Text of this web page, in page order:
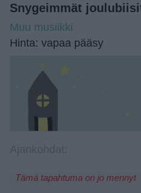
Snygeimmät
Muu musiikki
Hinta: vapaa pääsy
Tämä tapahtuma on jo mennyt